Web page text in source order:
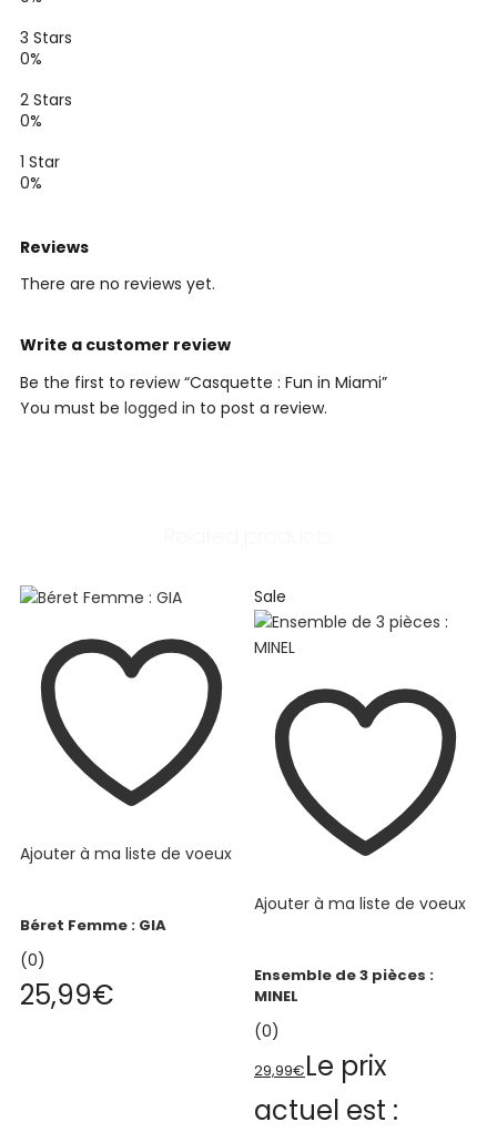
3 Stars
0%
2 Stars
0%
1 Star
0%
Reviews
There are no reviews yet.
Write a customer review
Be the first to review “Casquette : Fun in Miami”
You must be logged in to post a review.
Ajouter à ma liste de voeux
Béret Femme : GIA
(0)
25,99€
Sale
Ajouter à ma liste de voeux
Ensemble de 3 pièces :
MINEL
(0)
29,99€Le prix
actuel est :